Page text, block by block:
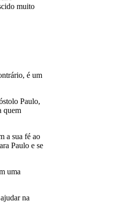
muito
é um
Paulo,
quem
a sua fé ao
Paulo e se
uma
na